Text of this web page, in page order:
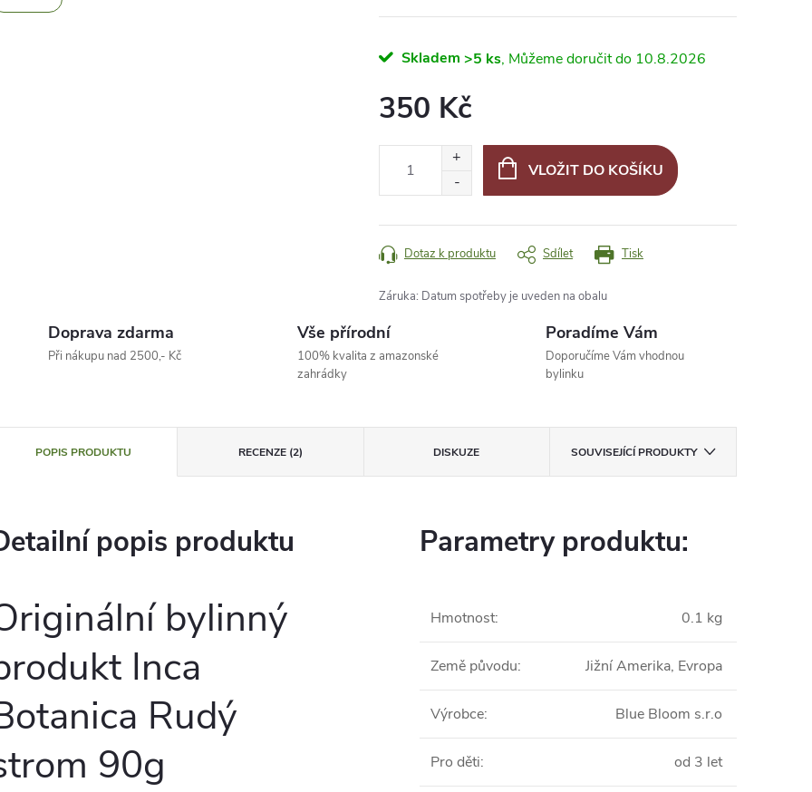
Skladem >5 ks 10.8.2026
350 Kč
VLOŽIT DO KOŠÍKU
Tisk
Dotaz k produktu Sdílet
Záruka: Datum spotřeby je uveden na obalu
Doprava zdarma
Při nákupu nad 2500,- Kč
Vše přírodní
100% kvalita z amazonské
zahrádky
Poradíme Vám
Doporučíme Vám vhodnou
bylinku
POPIS PRODUKTU RECENZE (2) DISKUZE SOUVISEJÍCÍ PRODUKTY
popis produktu
bylinný
Inca
Rudý
90g
Parametry produktu:
Hmotnost: 0.1 kg
Země původu: Jižní Amerika, Evropa
Výrobce: Blue Bloom s.r.o
Pro děti: od 3 let